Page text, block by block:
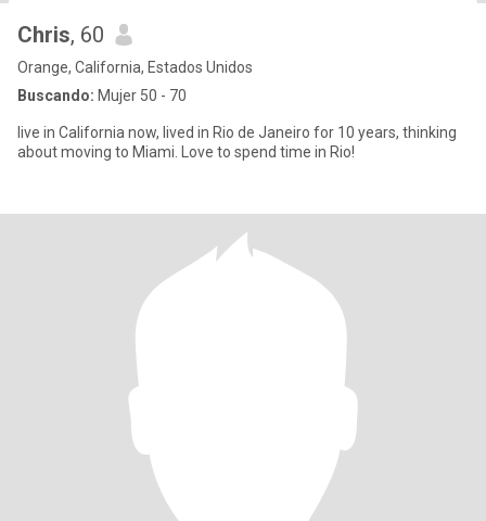
Chris, 60
Orange, California, Estados Unidos
Buscando: Mujer 50 - 70
live in California now, lived in Rio de Janeiro for 10 years, thinking
about moving to Miami. Love to spend time in Rio!